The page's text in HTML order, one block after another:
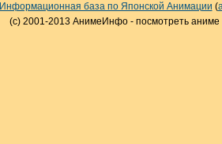
Информационная база по Японской Анимации (
(c) 2001-2013 АнимеИнфо - посмотреть аниме